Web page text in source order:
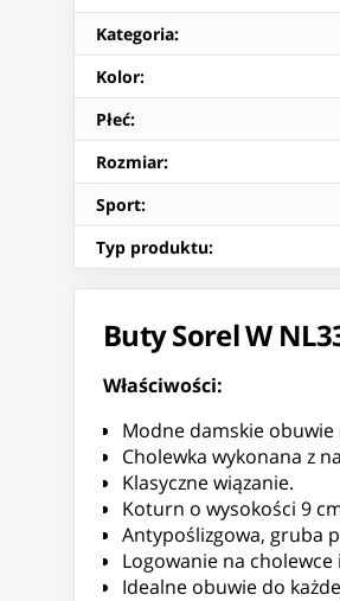
Kategoria:
Kolor:
Płeć:
Rozmiar:
Sport:
Typ produktu:
Buty Sorel W
Właściwości:
Modne damskie obuwie
Cholewka wykonana z
Klasyczne wiązanie.
Koturn o wysokości 9
Antypoślizgowa, gruba
Logowanie na cholewce
Idealne obuwie do